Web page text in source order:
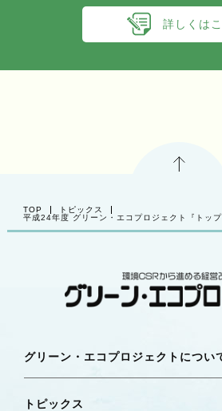
詳しくは
TOP
トピックス
平成24年度 グリーン・エコプロジェクト『トッ
グリーン・エコプロジェクトについ
トピックス